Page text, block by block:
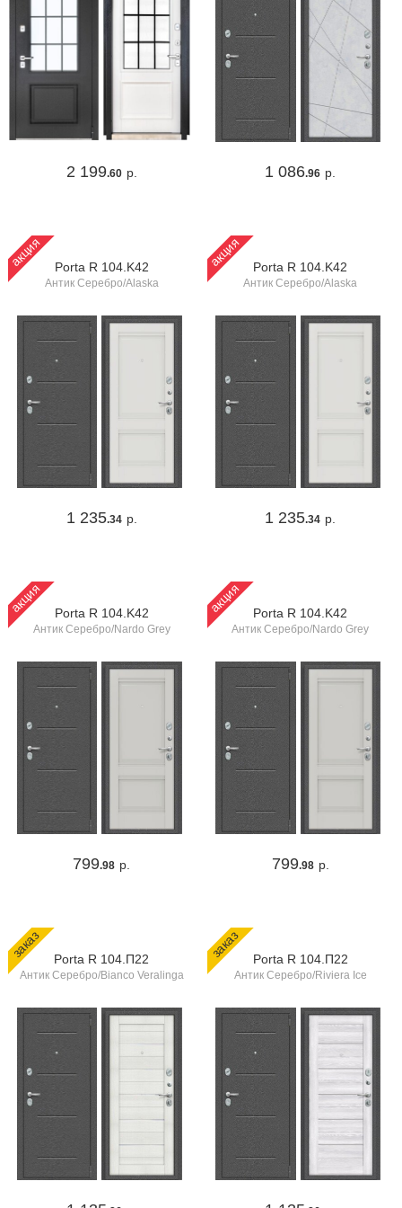
2 199.60 р. 1 086.96 р.
акция Porta R 104.K42
Антик Серебро/Alaska
1 235.34 р.
акция Porta R 104.K42
Антик Серебро/Alaska
1 235.34 р.
акция Porta R 104.K42
Антик Серебро/Nardo Grey
799.98 р.
акция Porta R 104.K42
Антик Серебро/Nardo Grey
799.98 р.
заказ Porta R 104.П22
Антик Серебро/Bianco Veralinga
заказ Porta R 104.П22
Антик Серебро/Riviera Ice